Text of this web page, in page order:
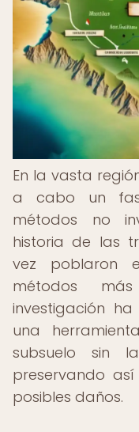
En la vasta
a cabo un
métodos no
historia de las
vez poblaron
métodos
investigación
una
subsuelo sin
preservando
posibles daños.